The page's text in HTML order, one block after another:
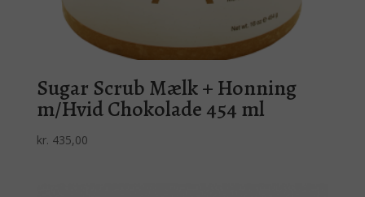
Sugar Scrub Mælk + Honning
m/Hvid Chokolade 454 ml
kr. 435,00